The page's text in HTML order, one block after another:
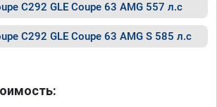
C292 GLE Coupe 63 AMG 557 л.с
C292 GLE Coupe 63 AMG S 585 л.с